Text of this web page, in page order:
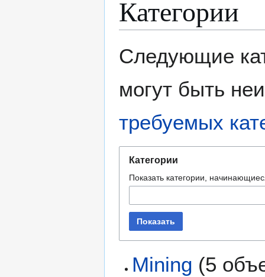
Категории
ккСледующие
могут быть
требуемых
Категории
Показать категории,
Показать
Mining (5